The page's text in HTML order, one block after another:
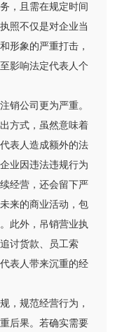
，且需在规定时间
照不仅是对企业当
形象的严重打击，
影响法定代表人个
销公司更为严重。
方式，虽然意味着
表人造成额外的法
业因违法违规行为
经营，还会留下严
来的商业活动，包
此外，吊销营业执
讨货款、员工索
表人带来沉重的经
，规范经营行为，
后果。若确实需要